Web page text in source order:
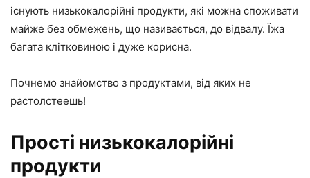
існують низькокалорійні продукти, які можна споживати
майже без обмежень, що називається, до відвалу. Їжа
багата клітковиною і дуже корисна.
Почнемо знайомство з продуктами, від яких не
растолстеешь!
Прості низькокалорійні
продукти